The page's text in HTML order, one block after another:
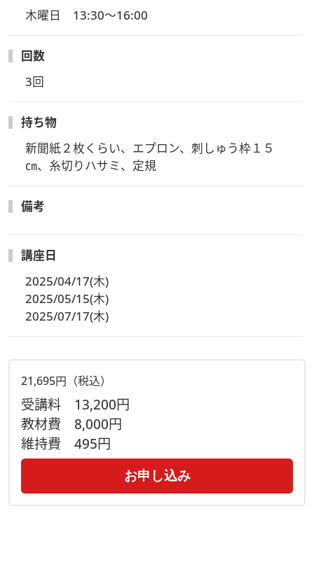
木曜日　13:30～16:00
回数
3回
持ち物
新聞紙２枚くらい、エプロン、刺しゅう枠１５
㎝、糸切りハサミ、定規
備考
講座日
2025/04/17(木)
2025/05/15(木)
2025/07/17(木)
21,695円（税込）
受講料 13,200円
教材費 8,000円
維持費 495円
お申し込み